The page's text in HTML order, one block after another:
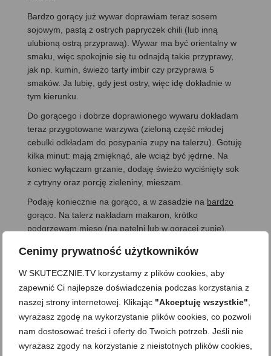
Cenimy prywatność użytkowników
W SKUTECZNIE.TV korzystamy z plików cookies, aby
zapewnić Ci najlepsze doświadczenia podczas korzystania z
naszej strony internetowej. Klikając "Akceptuję wszystkie"
wyrażasz zgodę na wykorzystanie plików cookies, co pozwoli
nam dostosować treści i oferty do Twoich potrzeb. Jeśli nie
wyrażasz zgody na korzystanie z nieistotnych plików cookies,
Bardzo gorący już wywar doprawiam teraz sosem
sojowym, pastą z ostrych papryczek chili (lub inną
ulubioną ostrą przyprawą). Wywar ma być orientalny w
smaku, więc spokojnie się tu odnajdą takie przyprawy,
jak np. kumin, świeżo tarty imbir czy przyprawa 5
smaków. Ja lubię, gdy jest ostry, więc idę dokładnie w
tym kierunku.
Do gorącego i dobrze doprawionego wywaru dokładam
teraz przygotowane warzywa (zieloną część młodej
cebulki odkładam do posypania zupy na talerzu). Gotuję
kilka minut: mają zmięknąć, ale wciąż być jędrne. Na
koniec wyłączam grzanie, dodaję świeżo wyciśnięty sok
z cytryny oraz porcję zieleniny, mieszam.
Podaję koniecznie na gorąco, a w zasadzie na bardzo
gorąco. Na talerz nakładam makaron, krótko
podgrzewam mięso (na patelni lub w gorącej zupie),
z warzywami. Skrapiam olejem sezamowym, posypuję
czarnym sezamem, zieloną cebulką i podaję od razu,
zasadzie w każdy dzień, nie tylko po imprezie.
Smacznego